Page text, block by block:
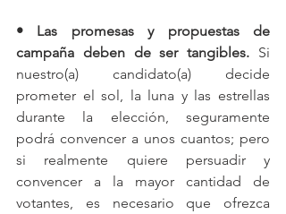
• Las promesas y propuestas de
campaña deben de ser tangibles. Si
nuestro(a) candidato(a) decide
prometer el sol, la luna y las estrellas
durante la elección, seguramente
podrá convencer a unos cuantos; pero
si realmente quiere persuadir y
convencer a la mayor cantidad de
votantes, es necesario que ofrezca